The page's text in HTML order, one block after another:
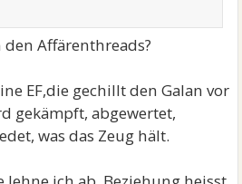
Affärenthreads?
EF,die gechillt den Galan vor
gekämpft, abgewertet,
was das Zeug hält.